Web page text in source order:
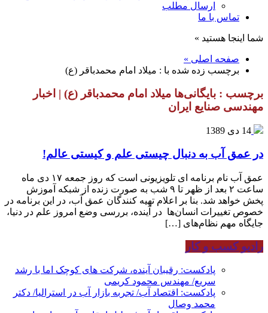
ارسال مطلب
تماس با ما
شما اینجا هستید »
صفحه اصلی »
برچسب زده شده با : میلاد امام محمدباقر (ع)
برچسب : بایگانی‌ها میلاد امام محمدباقر (ع) | اخبار
مهندسی صنایع ایران
14 دی 1389
در عمق آب به دنبال چیستی علم و کیستی عالم!
عمق آب نام برنامه ای تلویزیونی است که روز جمعه ۱۷ دی ماه
ساعت ۲ بعد از ظهر تا ۹ شب به صورت زنده از شبکه آموزش
پخش خواهد شد. بنا بر اعلام تهیه کنندگان عمق آب، در این برنامه در
خصوص تغییرات انسان‌ها در آینده، بررسی وضع امروز علم در دنیا،
جایگاه مهم نظام‌های […]
رادیو کسب و کار
پادکست: رقیبان آینده، شرکت های کوچک اما با رشد
سریع/ مهندس محمود کریمی
پادکست: اقتصاد آب/ تجربه بازار آب در استرالیا/ دکتر
محمد وصال